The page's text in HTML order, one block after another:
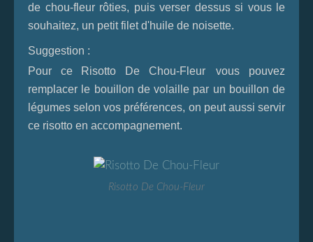
de chou-fleur rôties, puis verser dessus si vous le
souhaitez, un petit filet d'huile de noisette.
Suggestion :
Pour ce Risotto De Chou-Fleur vous pouvez
remplacer le bouillon de volaille par un bouillon de
légumes selon vos préférences, on peut aussi servir
ce risotto en accompagnement.
Risotto De Chou-Fleur